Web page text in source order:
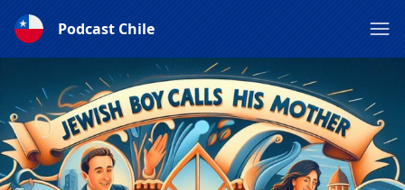
Podcast Chile